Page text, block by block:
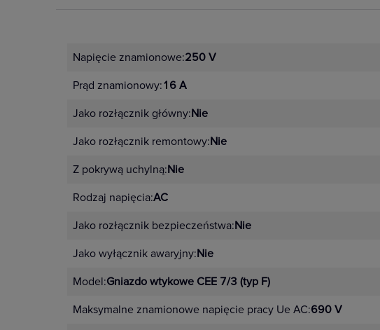
Napięcie znamionowe:250 V
Prąd znamionowy:16 A
Jako rozłącznik główny:Nie
Jako rozłącznik remontowy:Nie
Z pokrywą uchylną:Nie
Rodzaj napięcia:AC
Jako rozłącznik bezpieczeństwa:Nie
Jako wyłącznik awaryjny:Nie
Model:Gniazdo wtykowe CEE 7/3 (typ F)
Maksymalne znamionowe napięcie pracy Ue AC:690 V